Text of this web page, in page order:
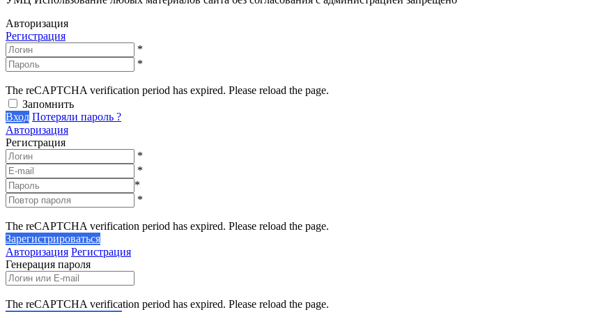
Авторизация
Регистрация
*
*
The reCAPTCHA verification period has expired. Please reload the page.
Запомнить
Вход Потеряли пароль ?
Авторизация
Регистрация
*
*
*
*
The reCAPTCHA verification period has expired. Please reload the page.
Зарегистрироваться
Авторизация Регистрация
Генерация пароля
The reCAPTCHA verification period has expired. Please reload the page.